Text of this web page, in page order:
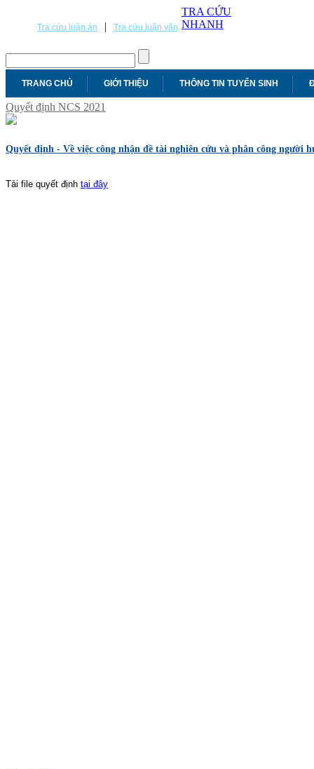
Tra cứu luận án | Tra cứu luận văn
TRA CỨU
NHANH
TRANG CHỦ GIỚI THIỆU THÔNG TIN TUYỂN SINH
Quyết định NCS 2021
Quyết định - Về việc công nhận đề tài nghiên cứu và phân công người
Tải file quyết định tại đây